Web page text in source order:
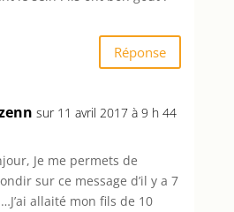
Réponse
sur 11 avril 2017 à 9 h 44
Je me permets de
sur ce message d’il y a 7
allaité mon fils de 10